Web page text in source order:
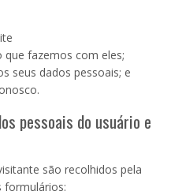
fazemos com eles;
seus dados pessoais; e
pessoais do usuário e
são recolhidos pela
formulários: